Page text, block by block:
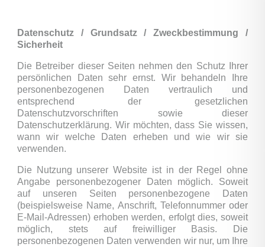
Datenschutz / Grundsatz / Zweckbestimmung /
Sicherheit
Die Betreiber dieser Seiten nehmen den Schutz Ihrer
persönlichen Daten sehr ernst. Wir behandeln Ihre
personenbezogenen Daten vertraulich und
entsprechend der gesetzlichen
Datenschutzvorschriften sowie dieser
Datenschutzerklärung. Wir möchten, dass Sie wissen,
wann wir welche Daten erheben und wie wir sie
verwenden.
Die Nutzung unserer Website ist in der Regel ohne
Angabe personenbezogener Daten möglich. Soweit
auf unseren Seiten personenbezogene Daten
(beispielsweise Name, Anschrift, Telefonnummer oder
E-Mail-Adressen) erhoben werden, erfolgt dies, soweit
möglich, stets auf freiwilliger Basis. Die
personenbezogenen Daten verwenden wir nur, um Ihre